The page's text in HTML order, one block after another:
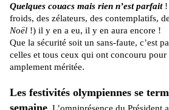
Quelques couacs mais rien n’est parfait!
froids, des zélateurs, des contemplatifs,
Noël !) il y en a eu, il y en aura encore !
Que la sécurité soit un sans-faute, c’est
celles et tous ceux qui ont concouru pour
amplement méritée.
Les festivités olympiennes se